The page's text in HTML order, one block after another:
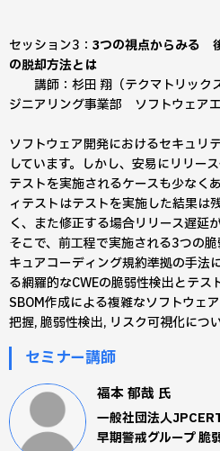
セッション3： 3つの視点からみる
の脱却方法とは
講師：杉田 翔（テクマトリック
ジニアリング事業部 ソフトウェア
ソフトウェア開発におけるセキュリ
しています。しかし、安易にリリー
テストを実施されるケースも少なく
ィテストはテストを実施した結果は
く、また修正する場合リリース遅延
そこで、前工程で実施される3つの
キュアコーディング規約準拠の手法
る網羅的なCWEの脆弱性検出とテス
SBOM作成による複雑なソフトウェ
把握, 脆弱性検出, リスク可視化につ
セミナー講師
福本 郁哉 氏
一般社団法人
早期警戒グループ 脆